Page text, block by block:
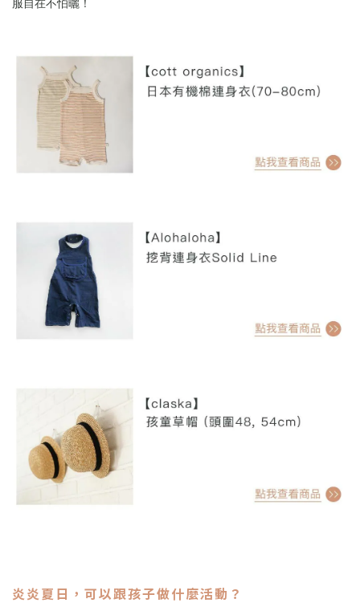
服自在不怕曬！
炎炎夏日，可以跟孩子做什麼活動？